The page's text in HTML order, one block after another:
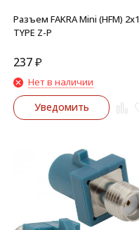
Разъем FAKRA Mini (HFM) 2x1
TYPE Z-P
237₽
Нет в наличии
Уведомить